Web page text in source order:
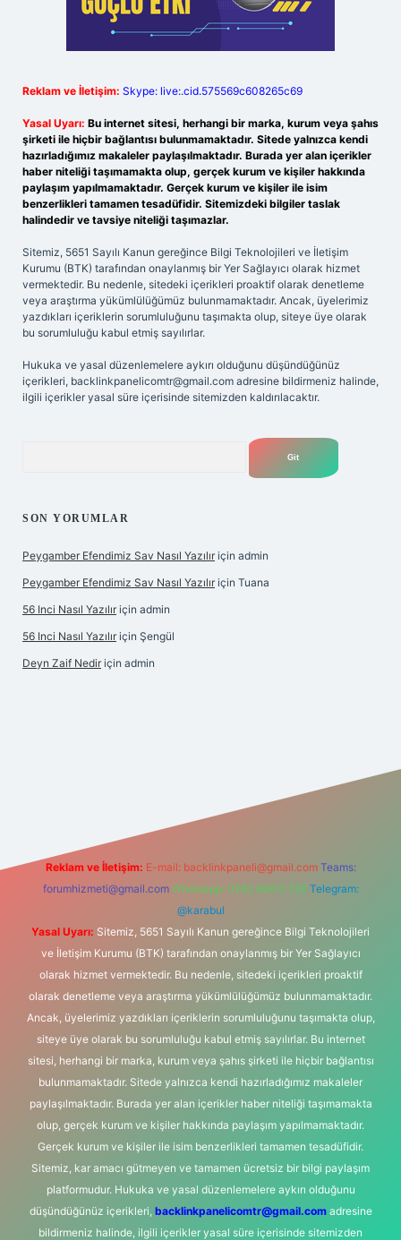
Reklam ve İletişim: Skype: live:.cid.575569c608265c69
Yasal Uyarı: Bu internet sitesi, herhangi bir marka, kurum veya şahıs
şirketi ile hiçbir bağlantısı bulunmamaktadır. Sitede yalnızca kendi
hazırladığımız makaleler paylaşılmaktadır. Burada yer alan içerikler
haber niteliği taşımamakta olup, gerçek kurum ve kişiler hakkında
paylaşım yapılmamaktadır. Gerçek kurum ve kişiler ile isim
benzerlikleri tamamen tesadüfidir. Sitemizdeki bilgiler taslak
halindedir ve tavsiye niteliği taşımazlar.
Sitemiz, 5651 Sayılı Kanun gereğince Bilgi Teknolojileri ve İletişim
Kurumu (BTK) tarafından onaylanmış bir Yer Sağlayıcı olarak hizmet
vermektedir. Bu nedenle, sitedeki içerikleri proaktif olarak denetleme
veya araştırma yükümlülüğümüz bulunmamaktadır. Ancak, üyelerimiz
yazdıkları içeriklerin sorumluluğunu taşımakta olup, siteye üye olarak
bu sorumluluğu kabul etmiş sayılırlar.
Hukuka ve yasal düzenlemelere aykırı olduğunu düşündüğünüz
içerikleri, backlinkpanelicomtr@gmail.com adresine bildirmeniz halinde,
ilgili içerikler yasal süre içerisinde sitemizden kaldırılacaktır.
SON YORUMLAR
Peygamber Efendimiz Sav Nasıl Yazılır için admin
Peygamber Efendimiz Sav Nasıl Yazılır için Tuana
56 Inci Nasıl Yazılır için admin
56 Inci Nasıl Yazılır için Şengül
Deyn Zaif Nedir için admin
Reklam ve İletişim: E-mail: backlinkpaneli@gmail.com Teams:
forumhizmeti@gmail.com Whatsapp: 0262 606 0 726 Telegram:
@karabul
Yasal Uyarı: Sitemiz, 5651 Sayılı Kanun gereğince Bilgi Teknolojileri
ve İletişim Kurumu (BTK) tarafından onaylanmış bir Yer Sağlayıcı
olarak hizmet vermektedir. Bu nedenle, sitedeki içerikleri proaktif
olarak denetleme veya araştırma yükümlülüğümüz bulunmamaktadır.
Ancak, üyelerimiz yazdıkları içeriklerin sorumluluğunu taşımakta olup,
siteye üye olarak bu sorumluluğu kabul etmiş sayılırlar. Bu internet
sitesi, herhangi bir marka, kurum veya şahıs şirketi ile hiçbir bağlantısı
bulunmamaktadır. Sitede yalnızca kendi hazırladığımız makaleler
paylaşılmaktadır. Burada yer alan içerikler haber niteliği taşımamakta
olup, gerçek kurum ve kişiler hakkında paylaşım yapılmamaktadır.
Gerçek kurum ve kişiler ile isim benzerlikleri tamamen tesadüfidir.
Sitemiz, kar amacı gütmeyen ve tamamen ücretsiz bir bilgi paylaşım
platformudur. Hukuka ve yasal düzenlemelere aykırı olduğunu
düşündüğünüz içerikleri, backlinkpanelicomtr@gmail.comadresine
bildirmeniz halinde, ilgili içerikler yasal süre içerisinde sitemizden